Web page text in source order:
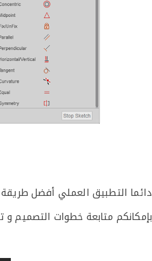
دائما التطبيق العملي أفضل
بإمكانكم متابعة خطوات التصميم و